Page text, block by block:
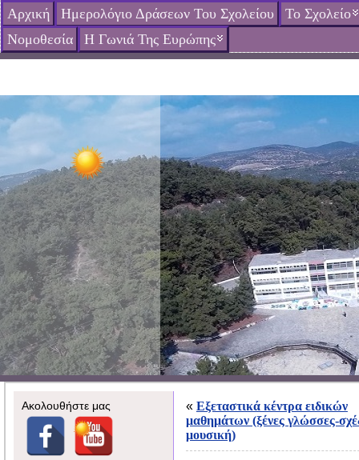
Αρχική Ημερολόγιο Δράσεων Του Σχολείου
Το Σχολείο
Νομοθεσία
Η Γωνιά Της Ευρώπης
Ακολουθήστε μας « Εξεταστικά κέντρα ειδικών
μαθημάτων (ξένες γλώσσες-
μουσική)